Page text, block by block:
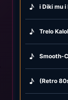
♪ i Diki mu
♪ Trelo
♪ Smooth-
♪ (Retro